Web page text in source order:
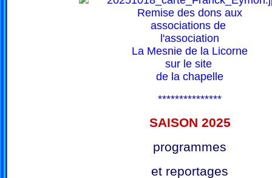
Remise des dons aux
associations de
l'association
La Mesnie de la Licorne
sur le site
de la chapelle
***************
SAISON 2025
programmes
et reportages